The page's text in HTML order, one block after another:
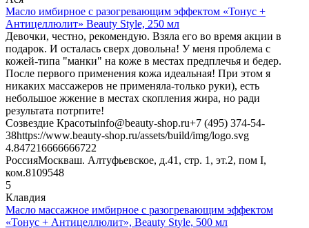
Масло имбирное с разогревающим эффектом «Тонус +
Антицеллюлит» Beauty Style, 250 мл
Девочки, честно, рекомендую. Взяла его во время акции в
подарок. И осталась сверх довольна! У меня проблема с
кожей-типа "манки" на коже в местах предплечья и бедер.
После первого применения кожа идеальная! При этом я
никаких массажеров не применяла-только руки), есть
небольшое жжение в местах скопления жира, но ради
результата потрпите!
Созвездие Красотыinfo@beauty-shop.ru+7 (495) 374-54-
38https://www.beauty-shop.ru/assets/build/img/logo.svg
4.847216666666722
РоссияМоскваш. Алтуфьевское, д.41, стр. 1, эт.2, пом I,
ком.8109548
5
Клавдия
Масло массажное имбирное с разогревающим эффектом
«Тонус + Антицеллюлит», Beauty Style, 500 мл